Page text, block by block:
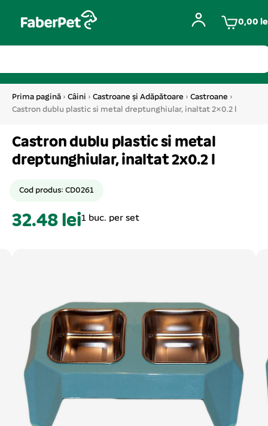
0,00
Prima pagină › Câini › Castroane și Adăpătoare › Castroane ›
Castron dublu plastic si metal dreptunghiular, inaltat 2×0.2 l
Castron dublu plastic si metal
dreptunghiular, inaltat 2x0.2 l
Cod produs: CD0261
32.48 lei1 buc. per set